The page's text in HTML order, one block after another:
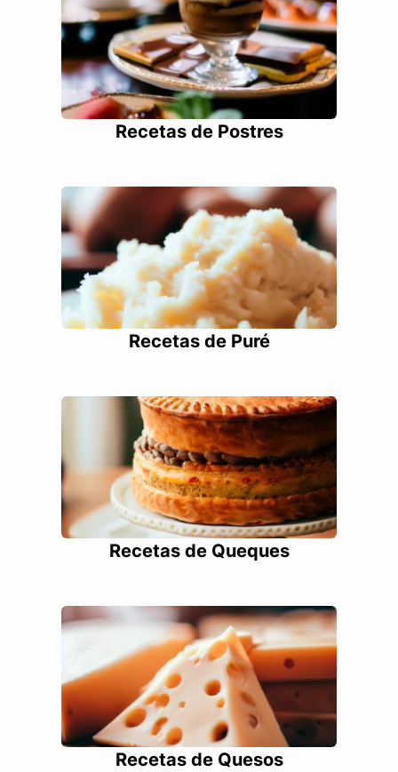
Recetas de Postres
Recetas de Puré
Recetas de Queques
Recetas de Quesos